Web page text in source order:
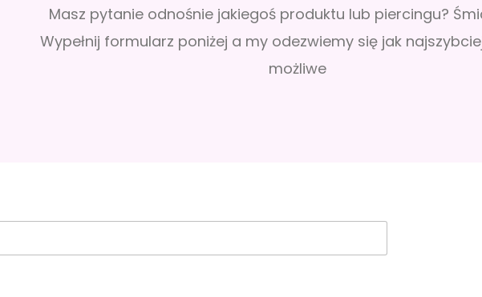
Masz pytanie odnośnie jakiegoś produktu lub piercingu?
Wypełnij formularz poniżej a my odezwiemy się jak
możliwe